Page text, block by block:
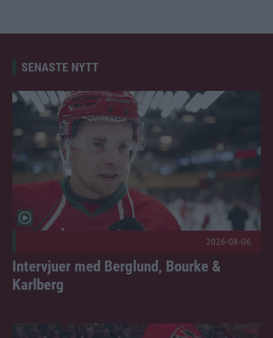
SENASTE NYTT
Intervjuer med Berglund, Bourke & Karlberg Publicerad
2026-08-06
Intervjuer med Berglund, Bourke &
Karlberg
Så ser träningsmatchandet ut Publicerad 2026-08-05